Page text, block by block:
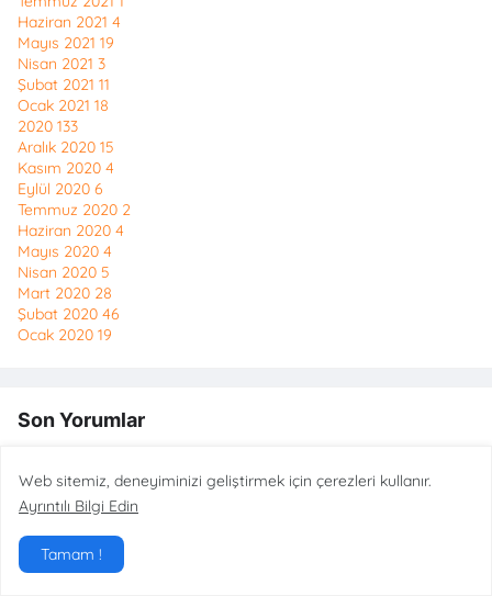
Haziran 2021 4
Mayıs 2021 19
Nisan 2021 3
Şubat 2021 11
Ocak 2021 18
2020 133
Aralık 2020 15
Kasım 2020 4
Eylül 2020 6
Temmuz 2020 2
Haziran 2020 4
Mayıs 2020 4
Nisan 2020 5
Mart 2020 28
Şubat 2020 46
Ocak 2020 19
Son Yorumlar
Şalot arpacığı nerden bulabilirim
Anonymous
Tesekkurler
Web sitemiz, deneyiminizi geliştirmek için çerezleri kullanır.
Ayrıntılı Bilgi Edin
Tamam !